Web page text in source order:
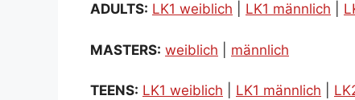
ADULTS: LK1 weiblich LK1 männlich
MASTERS: weiblich männlich
TEENS: LK1 weiblich LK1 männlich